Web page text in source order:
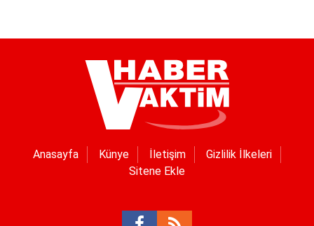
Anasayfa Künye İletişim
Gizlilik İlkeleri
Sitene Ekle